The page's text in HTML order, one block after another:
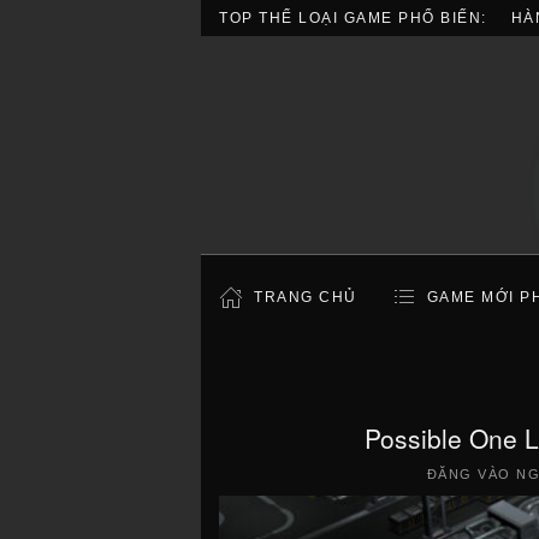
TOP THỂ LOẠI GAME PHỔ BIẾN:
TRANG CHỦ GAME MỚI
Possible One
ĐĂNG VÀO